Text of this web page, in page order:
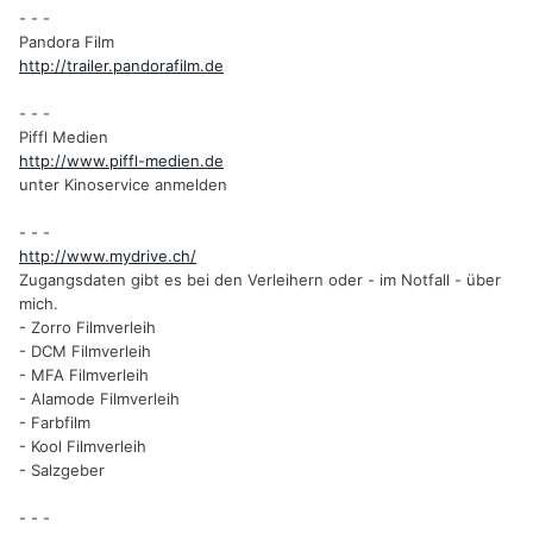
- - -
Pandora Film
http://trailer.pandorafilm.de
- - -
Piffl Medien
http://www.piffl-medien.de
unter Kinoservice anmelden
- - -
http://www.mydrive.ch/
Zugangsdaten gibt es bei den Verleihern oder - im Notfall - über
mich.
- Zorro Filmverleih
- DCM Filmverleih
- MFA Filmverleih
- Alamode Filmverleih
- Farbfilm
- Kool Filmverleih
- Salzgeber
- - -